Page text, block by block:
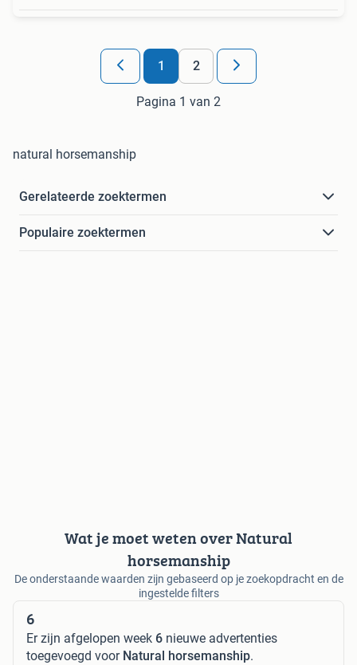
1 2
Pagina 1 van 2
natural horsemanship
Gerelateerde zoektermen
Populaire zoektermen
Wat je moet weten over Natural
horsemanship
De onderstaande waarden zijn gebaseerd op je zoekopdracht en de
ingestelde filters
6
Er zijn afgelopen week 6 nieuwe advertenties
toegevoegd voor Natural horsemanship.